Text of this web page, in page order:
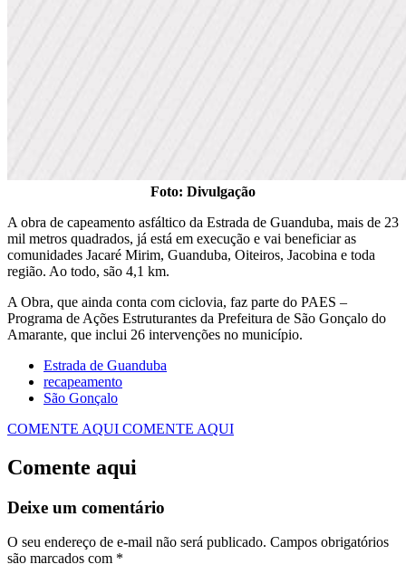
Foto: Divulgação
A obra de capeamento asfáltico da Estrada de Guanduba, mais de 23
mil metros quadrados, já está em execução e vai beneficiar as
comunidades Jacaré Mirim, Guanduba, Oiteiros, Jacobina e toda
região. Ao todo, são 4,1 km.
A Obra, que ainda conta com ciclovia, faz parte do PAES –
Programa de Ações Estruturantes da Prefeitura de São Gonçalo do
Amarante, que inclui 26 intervenções no município.
Estrada de Guanduba
recapeamento
São Gonçalo
COMENTE AQUI COMENTE AQUI
Comente aqui
Deixe um comentário
O seu endereço de e-mail não será publicado. Campos obrigatórios
são marcados com *